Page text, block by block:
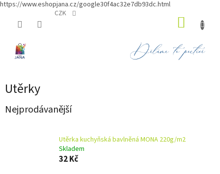
https://www.eshopjana.cz/google30f4ac32e7db93dc.html
CZK
Utěrky
Nejprodávanější
Utěrka kuchyňská bavlněná MONA 220g/m2
Skladem
32 Kč